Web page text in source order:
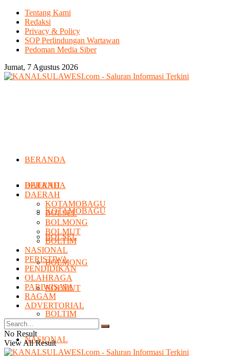
Tentang Kami
Redaksi
Privacy & Policy
SOP Perlindungan Wartawan
Pedoman Media Siber
Jumat, 7 Agustus 2026
BERANDA
DAERAH
KOTAMOBAGU
BOLSEL
BOLMONG
BOLMUT
BOLTIM
NASIONAL
BERANDA
DAERAH
KOTAMOBAGU
BOLSEL
BOLMONG
BOLMUT
BOLTIM
NASIONAL
PERISTIWA
PENDIDIKAN
OLAHRAGA
PARIWISATA
RAGAM
ADVERTORIAL
No Result
View All Result